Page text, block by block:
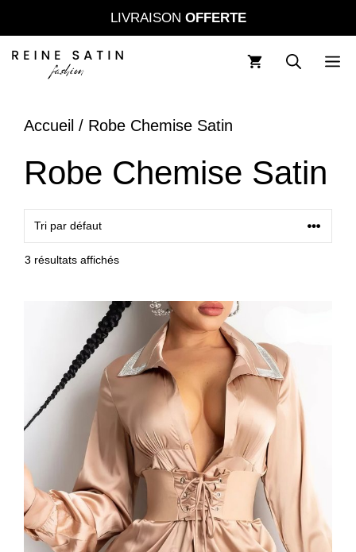
au
contenu
LIVRAISON OFFERTE
Accueil / Robe Chemise Satin
Robe Chemise Satin
3 résultats affichés